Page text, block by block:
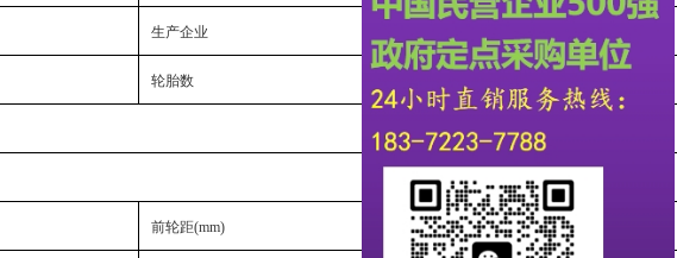
生产企业
轮胎数
前轮距(mm) 2040/2040,2080/2080